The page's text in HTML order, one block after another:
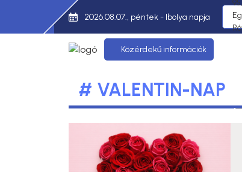
2026.08.07., péntek - Ibolya napja
Közérdekű információk
# VALENTIN-NAP